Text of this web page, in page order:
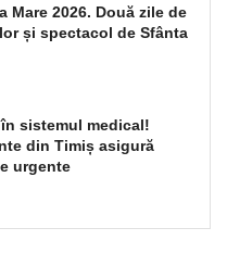
Mare 2026. Două zile de
și spectacol de Sfânta
sistemul medical!
din Timiș asigură
urgente